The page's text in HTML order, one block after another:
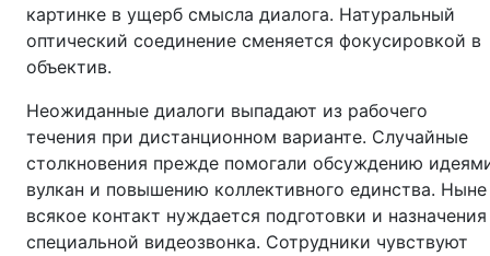
картинке в ущерб смысла диалога. Натуральный
оптический соединение сменяется фокусировкой в
объектив.
Неожиданные диалоги выпадают из рабочего
течения при дистанционном варианте. Случайные
столкновения прежде помогали обсуждению
вулкан и повышению коллективного единства. Ныне
всякое контакт нуждается подготовки и назначения
специальной видеозвонка. Сотрудники чувствуют